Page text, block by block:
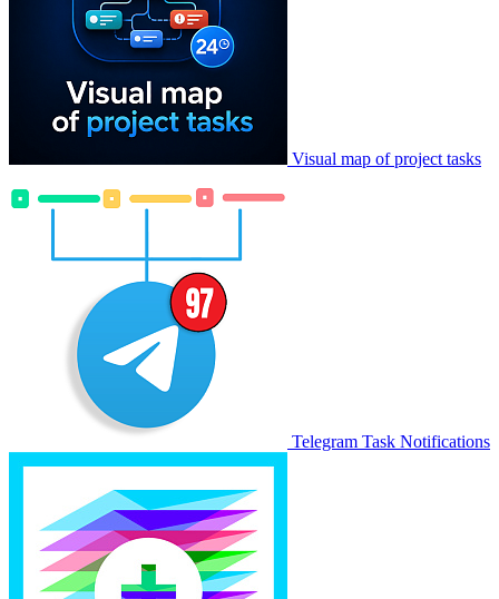
Visual map of project tasks
Telegram Task Notifications